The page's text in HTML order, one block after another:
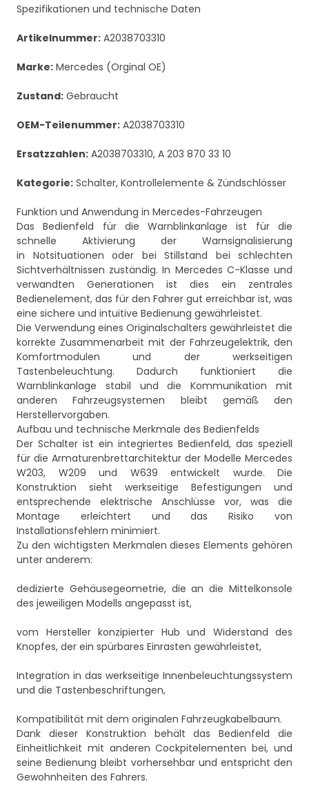
Spezifikationen und technische Daten
Artikelnummer: A2038703310
Marke: Mercedes (Orginal OE)
Zustand: Gebraucht
OEM-Teilenummer: A2038703310
Ersatzzahlen: A2038703310, A 203 870 33 10
Kategorie: Schalter, Kontrollelemente & Zündschlösser
Funktion und Anwendung in Mercedes-Fahrzeugen
Das Bedienfeld für die Warnblinkanlage ist für die
schnelle Aktivierung der Warnsignalisierung
in Notsituationen oder bei Stillstand bei schlechten
Sichtverhältnissen zuständig. In Mercedes C-Klasse und
verwandten Generationen ist dies ein zentrales
Bedienelement, das für den Fahrer gut erreichbar ist, was
eine sichere und intuitive Bedienung gewährleistet.
Die Verwendung eines Originalschalters gewährleistet die
korrekte Zusammenarbeit mit der Fahrzeugelektrik, den
Komfortmodulen und der werkseitigen
Tastenbeleuchtung. Dadurch funktioniert die
Warnblinkanlage stabil und die Kommunikation mit
anderen Fahrzeugsystemen bleibt gemäß den
Herstellervorgaben.
Aufbau und technische Merkmale des Bedienfelds
Der Schalter ist ein integriertes Bedienfeld, das speziell
für die Armaturenbrettarchitektur der Modelle Mercedes
W203, W209 und W639 entwickelt wurde. Die
Konstruktion sieht werkseitige Befestigungen und
entsprechende elektrische Anschlüsse vor, was die
Montage erleichtert und das Risiko von
Installationsfehlern minimiert.
Zu den wichtigsten Merkmalen dieses Elements gehören
unter anderem:
dedizierte Gehäusegeometrie, die an die Mittelkonsole
des jeweiligen Modells angepasst ist,
vom Hersteller konzipierter Hub und Widerstand des
Knopfes, der ein spürbares Einrasten gewährleistet,
Integration in das werkseitige Innenbeleuchtungssystem
und die Tastenbeschriftungen,
Kompatibilität mit dem originalen Fahrzeugkabelbaum.
Dank dieser Konstruktion behält das Bedienfeld die
Einheitlichkeit mit anderen Cockpitelementen bei, und
seine Bedienung bleibt vorhersehbar und entspricht den
Gewohnheiten des Fahrers.